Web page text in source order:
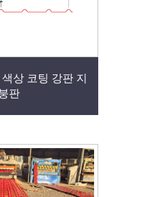
상 코팅 강판 지
판